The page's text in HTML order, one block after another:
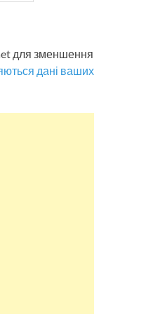
для зменшення
дані ваших